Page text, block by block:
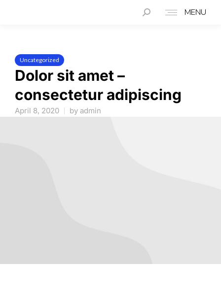
MENU
Uncategorized
Dolor sit amet –
consectetur adipiscing
April 8, 2020 by admin